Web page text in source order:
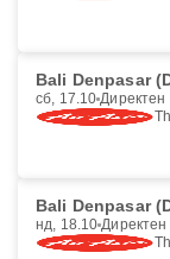
Bali Denpasar
сб, 17.10 Директен
Bali Denpasar
нд, 18.10 Директен